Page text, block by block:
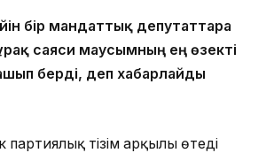
бір мандаттық депутаттарға
саяси маусымның ең өзекті
берді, деп хабарлайды
партиялық тізім арқылы өтеді